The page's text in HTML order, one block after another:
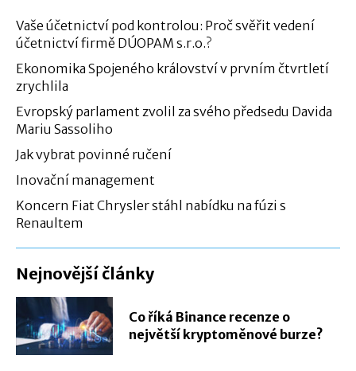
Vaše účetnictví pod kontrolou: Proč svěřit vedení
účetnictví firmě DÚOPAM s.r.o.?
Ekonomika Spojeného království v prvním čtvrtletí
zrychlila
Evropský parlament zvolil za svého předsedu Davida
Mariu Sassoliho
Jak vybrat povinné ručení
Inovační management
Koncern Fiat Chrysler stáhl nabídku na fúzi s
Renaultem
Nejnovější články
Co říká Binance recenze o
největší kryptoměnové burze?